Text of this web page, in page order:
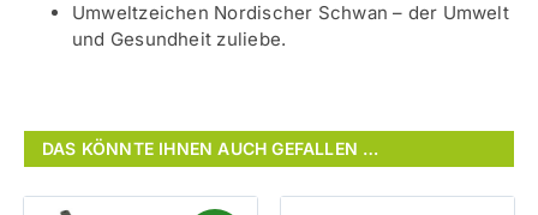
Umweltzeichen Nordischer Schwan – der Umwelt
und Gesundheit zuliebe.
DAS KÖNNTE IHNEN AUCH GEFALLEN …